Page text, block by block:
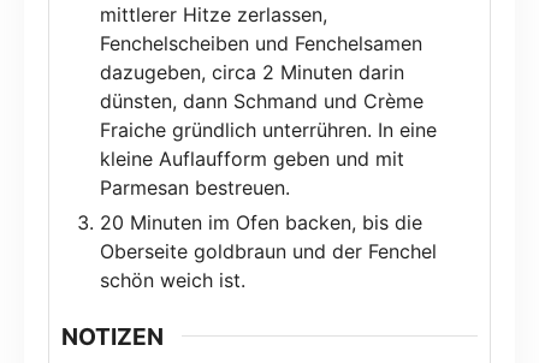
mittlerer Hitze zerlassen,
Fenchelscheiben und Fenchelsamen
dazugeben, circa 2 Minuten darin
dünsten, dann Schmand und Crème
Fraiche gründlich unterrühren. In eine
kleine Auflaufform geben und mit
Parmesan bestreuen.
20 Minuten im Ofen backen, bis die
Oberseite goldbraun und der Fenchel
schön weich ist.
NOTIZEN